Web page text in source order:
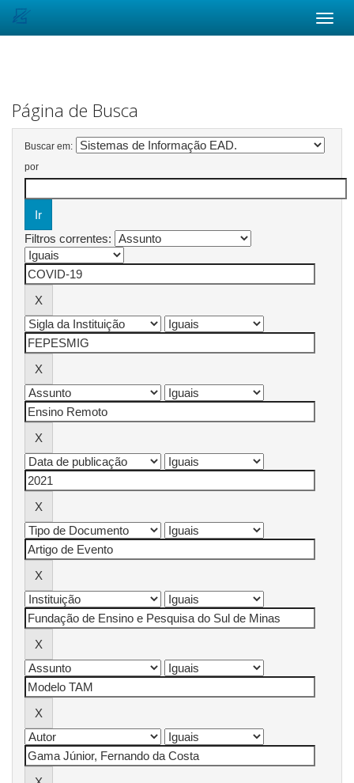
Página de Busca
Buscar em:
por
Filtros correntes: